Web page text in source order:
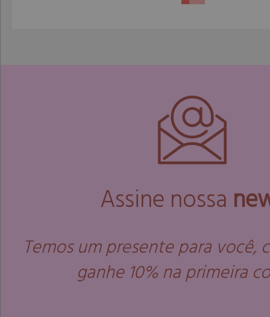
Assine nossa
Temos um presente para você,
ganhe 10% na primeira